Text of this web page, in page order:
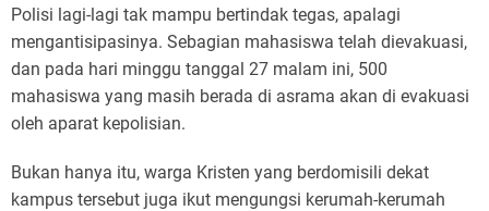
Polisi lagi-lagi tak mampu bertindak tegas, apalagi
mengantisipasinya. Sebagian mahasiswa telah dievakuasi,
dan pada hari minggu tanggal 27 malam ini, 500
mahasiswa yang masih berada di asrama akan di evakuasi
oleh aparat kepolisian.
Bukan hanya itu, warga Kristen yang berdomisili dekat
kampus tersebut juga ikut mengungsi kerumah-kerumah